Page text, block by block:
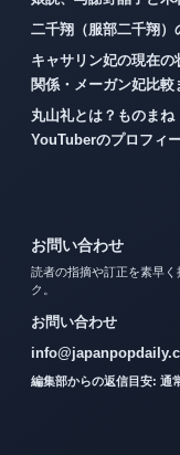
二千翔（服部二千翔）
キャサリン妃の現在
関係・メーガン妃比較
丸山礼とは？ものまね
YouTuberのプロフィ
お問い合わせ
読者の指摘や訂正を素早
ク。
お問い合わせ
編集部からの返信目安: 通